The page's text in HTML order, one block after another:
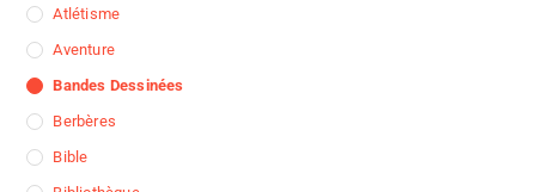
Atlétisme
Aventure
Bandes Dessinées
Berbères
Bible